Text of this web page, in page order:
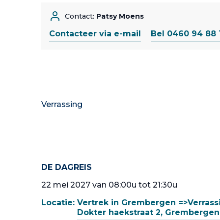
Contact: Patsy Moens
Contacteer via e-mail Bel 0460 94 88
Verrassing
DE DAGREIS
22 mei 2027 van 08:00u tot 21:30u
Locatie: Vertrek in Grembergen
Dokter haekstraat 2, Grembergen